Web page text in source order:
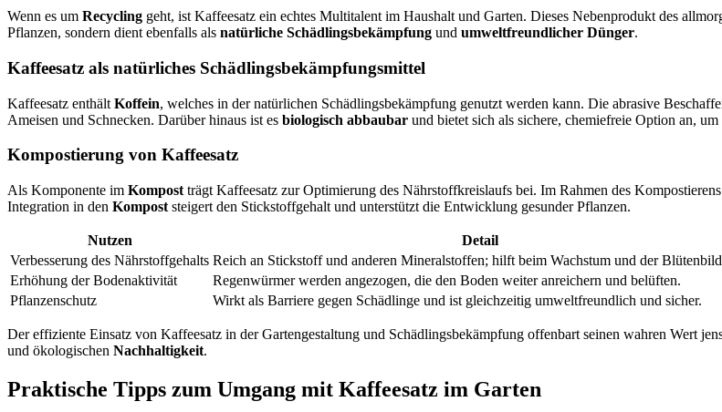
Wenn es um Recycling geht, ist Kaffeesatz ein echtes Multitalent im Haushalt und Garten. Dieses Nebenprodukt des
Pflanzen, sondern dient ebenfalls als natürliche Schädlingsbekämpfung und umweltfreundlicher Dünger.
Kaffeesatz als natürliches Schädlingsbekämpfungsmittel
Kaffeesatz enthält Koffein, welches in der natürlichen Schädlingsbekämpfung genutzt werden kann. Die abrasive
Ameisen und Schnecken. Darüber hinaus ist es biologisch abbaubar und bietet sich als sichere, chemiefreie Option an,
Kompostierung von Kaffeesatz
Als Komponente im Kompost trägt Kaffeesatz zur Optimierung des Nährstoffkreislaufs bei. Im Rahmen des
Integration in den Kompost steigert den Stickstoffgehalt und unterstützt die Entwicklung gesunder Pflanzen.
Nutzen
Detail
Verbesserung des Nährstoffgehalts Reich an Stickstoff und anderen Mineralstoffen; hilft beim Wachstum und der
Erhöhung der Bodenaktivität
Regenwürmer werden angezogen, die den Boden weiter anreichern und belüften.
Pflanzenschutz
Wirkt als Barriere gegen Schädlinge und ist gleichzeitig umweltfreundlich und sicher.
Der effiziente Einsatz von Kaffeesatz in der Gartengestaltung und Schädlingsbekämpfung offenbart seinen wahren Wert
und ökologischen Nachhaltigkeit.
Praktische Tipps zum Umgang mit Kaffeesatz im Garten